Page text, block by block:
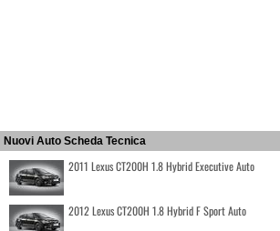
Nuovi Auto Scheda Tecnica
2011 Lexus CT200H 1.8 Hybrid Executive Auto
2012 Lexus CT200H 1.8 Hybrid F Sport Auto